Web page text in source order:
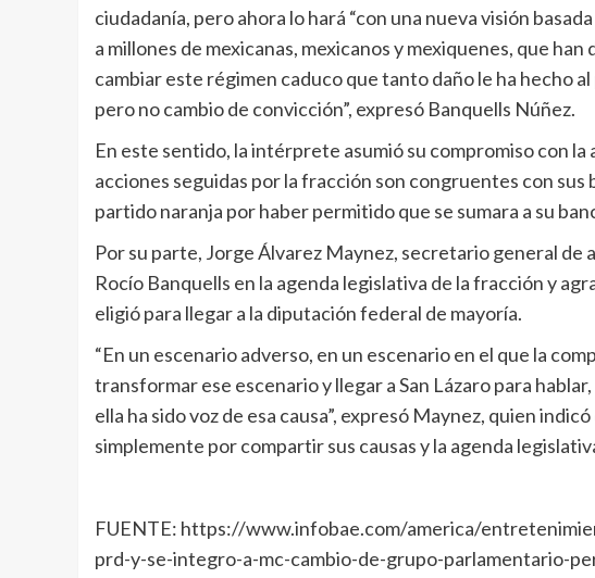
ciudadanía, pero ahora lo hará “con una nueva visión
a millones de mexicanas, mexicanos y mexiquenes, que
cambiar este régimen caduco que tanto daño le ha hecho
pero no cambio de convicción”, expresó Banquells Núñez.
En este sentido, la intérprete asumió su compromiso con
acciones seguidas por la fracción son congruentes con sus
partido naranja por haber permitido que se sumara a su
Por su parte, Jorge Álvarez Maynez, secretario general de
Rocío Banquells en la agenda legislativa de la fracción y
eligió para llegar a la diputación federal de mayoría.
“En un escenario adverso, en un escenario en el que la
transformar ese escenario y llegar a San Lázaro para
ella ha sido voz de esa causa”, expresó Maynez, quien
simplemente por compartir sus causas y la agenda
FUENTE: https://www.infobae.com/america/
prd-y-se-integro-a-mc-cambio-de-grupo-parlamentario-